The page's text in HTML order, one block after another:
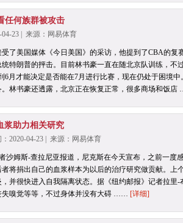
任何族群被攻击
04-23 | 来源：网易体育
了美国媒体《今日美国》的采访，他提到了CBA的复
特朗普的抨击。目前林书豪一直在随北京队训练，不
6月才能决定是否能在7月进行比赛，现在仍处于困境
。林书豪还透露，北京正在恢复正常，很多商场和饭
浆助力相关研究
：2020-04-23 | 来源：网易体育
沙姆斯-查拉尼亚报道，尼克斯在今天宣布，之前一度
将捐出自己的血浆样本为以后的治疗研究做贡献。上
并很快进入自我隔离状态。据《纽约邮报》记者拉里
失嗅觉等等，不过身体并没有大碍 …… [详细]